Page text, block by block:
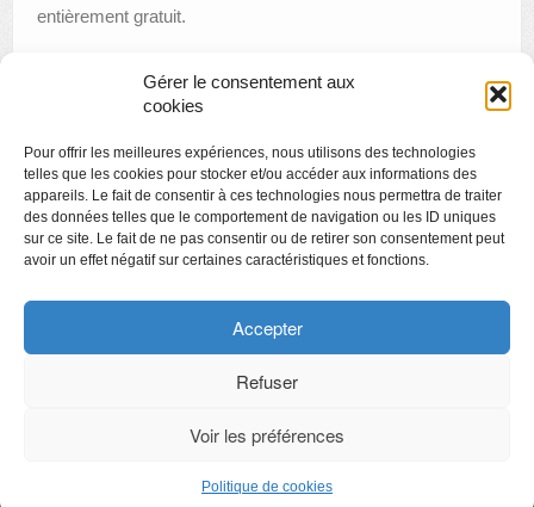
Gérer le consentement aux
cookies
Pour offrir les meilleures expériences, nous utilisons des technologies
telles que les cookies pour stocker et/ou accéder aux informations des
appareils. Le fait de consentir à ces technologies nous permettra de traiter
des données telles que le comportement de navigation ou les ID uniques
sur ce site. Le fait de ne pas consentir ou de retirer son consentement peut
avoir un effet négatif sur certaines caractéristiques et fonctions.
Accepter
Refuser
Voir les préférences
Politique de cookies
entièrement gratuit.
Musica Musée : concerts gratuits au Grand Curtius
Copyright
Politique de confidentialité
Chartes des engagements des opérateurs culturels